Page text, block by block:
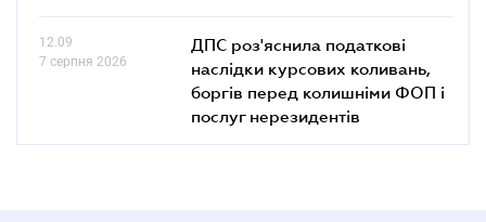
12.09
7 серпня 2026
ДПС роз'яснила податкові
наслідки курсових коливань,
боргів перед колишніми ФОП і
послуг нерезидентів